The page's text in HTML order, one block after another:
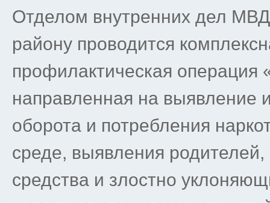
Отделом внутренних дел
району проводится
профилактическая операция
направленная на выявление
оборота и потребления
среде, выявления
средства и злостно